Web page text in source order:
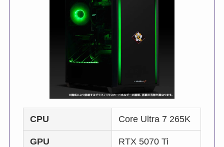
CPU Core Ultra 7 265K
GPU
RTX 5070 Ti